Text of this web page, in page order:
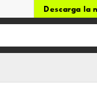
Descarga la